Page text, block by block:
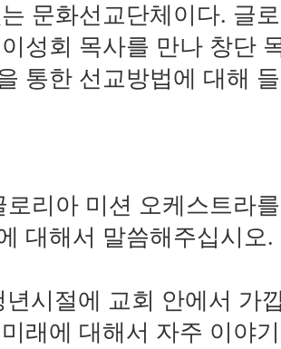
문화선교단체이다. 글
성회 목사를 만나 창단
통한 선교방법에 대해
로리아 미션 오케스트라
대해서 말씀해주십시오.
년시절에 교회 안에서 가
래에 대해서 자주 이야